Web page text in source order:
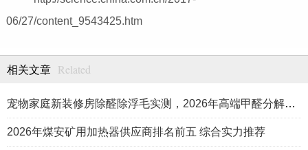
06/27/content_9543425.htm
相关文章 Related
宠物家庭新装修房除醛除浮毛实测，2026年高端甲醛分解机品牌
2026年煤安矿用加热器供应商排名前五 综合实力推荐